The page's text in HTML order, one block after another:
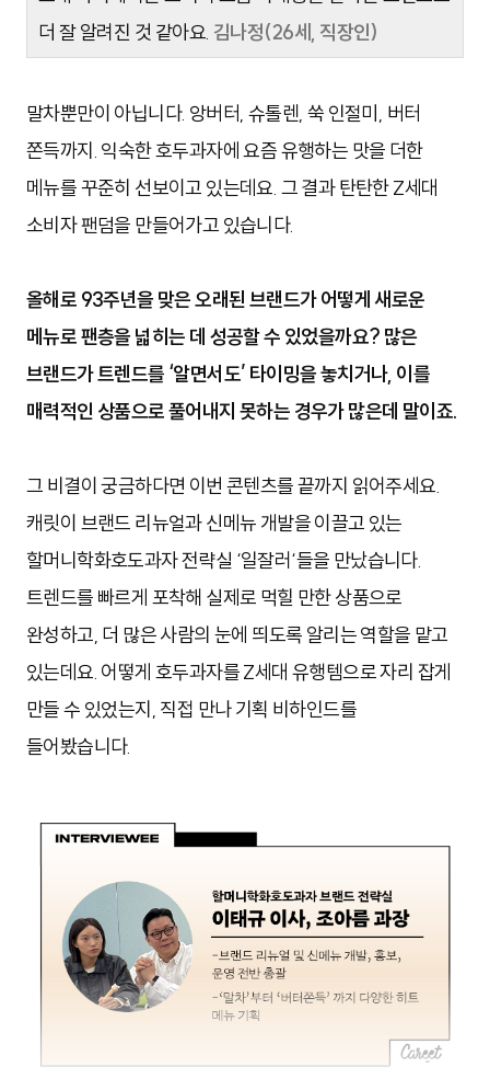
더 잘 알려진 것 같아요. 김나정(26세, 직장인)
말차뿐만이 아닙니다. 앙버터, 슈톨렌, 쑥 인절미, 버터
쫀득까지. 익숙한 호두과자에 요즘 유행하는 맛을 더한
메뉴를 꾸준히 선보이고 있는데요. 그 결과 탄탄한 Z세대
소비자 팬덤을 만들어가고 있습니다.
올해로 93주년을 맞은 오래된 브랜드가 어떻게 새로운
메뉴로 팬층을 넓히는 데 성공할 수 있었을까요? 많은
브랜드가 트렌드를 ‘알면서도’ 타이밍을 놓치거나, 이를
매력적인 상품으로 풀어내지 못하는 경우가 많은데 말이죠.
그 비결이 궁금하다면 이번 콘텐츠를 끝까지 읽어주세요.
캐릿이 브랜드 리뉴얼과 신메뉴 개발을 이끌고 있는
할머니학화호도과자 전략실 ‘일잘러‘들을 만났습니다.
트렌드를 빠르게 포착해 실제로 먹힐 만한 상품으로
완성하고, 더 많은 사람의 눈에 띄도록 알리는 역할을 맡고
있는데요. 어떻게 호두과자를 Z세대 유행템으로 자리 잡게
만들 수 있었는지, 직접 만나 기획 비하인드를
들어봤습니다.